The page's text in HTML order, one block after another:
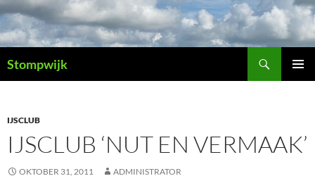
Ga
naar
de
inhoud
Stompwijk
IJSCLUB
IJSCLUB ‘NUT EN VERMAAK’
OKTOBER 31, 2011 ADMINISTRATOR